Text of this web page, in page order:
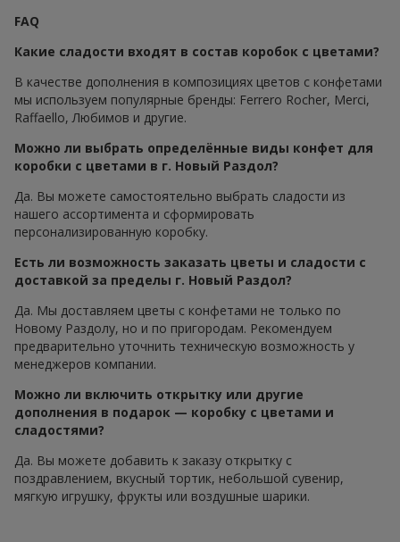
FAQ
Какие сладости входят в состав коробок с цветами?
В качестве дополнения в композициях цветов с конфетами
мы используем популярные бренды: Ferrero Rocher, Merci,
Raffaello, Любимов и другие.
Можно ли выбрать определённые виды конфет для
коробки с цветами в г. Новый Раздол?
Да. Вы можете самостоятельно выбрать сладости из
нашего ассортимента и сформировать
персонализированную коробку.
Есть ли возможность заказать цветы и сладости с
доставкой за пределы г. Новый Раздол?
Да. Мы доставляем цветы с конфетами не только по
Новому Раздолу, но и по пригородам. Рекомендуем
предварительно уточнить техническую возможность у
менеджеров компании.
Можно ли включить открытку или другие
дополнения в подарок — коробку с цветами и
сладостями?
Да. Вы можете добавить к заказу открытку с
поздравлением, вкусный тортик, небольшой сувенир,
мягкую игрушку, фрукты или воздушные шарики.